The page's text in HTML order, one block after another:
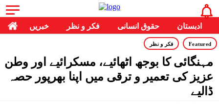
خبریں فکر و نظر حقوق انسانی ادبستان
Featured فکر و نظر
مہنگائی کا بوجھ اٹھائیے، مسکرائیے اور وطن
عزیز کی تعمیر و ترقی میں اپنا بھرپور حصہ
ڈالیے